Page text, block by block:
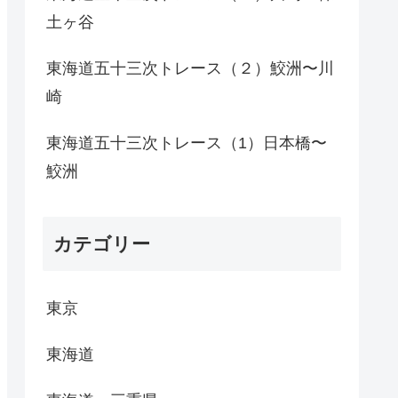
土ヶ谷
東海道五十三次トレース（２）鮫洲〜川
崎
東海道五十三次トレース（1）日本橋〜
鮫洲
カテゴリー
東京
東海道